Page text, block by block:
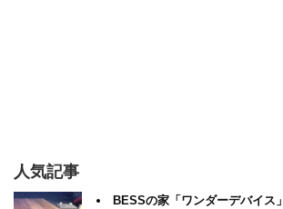
人気記事
BESSの家「ワンダーデバイス